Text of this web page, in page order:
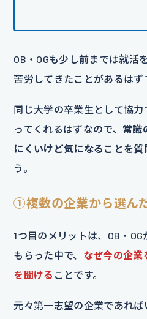
OB・OGも少し前までは就活
苦労してきたことがあるはず
同じ大学の卒業生として協
ってくれるはずなので、 常識
にくいけど気になることを質
う。
①複数の企業から選ん
1つ目のメリットは、OB・
もらった中で、 なぜ今の企業
を聞ける ことです。
元々第一志望の企業であれ